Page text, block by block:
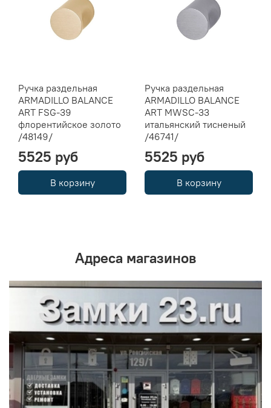
Ручка раздельная
ARMADILLO BALANCE
ART FSG-39
флорентийское золото
/48149/
5525 руб
В корзину
Ручка раздельная
ARMADILLO BALANCE
ART MWSC-33
итальянский тисненый
/46741/
5525 руб
В корзину
Адреса магазинов